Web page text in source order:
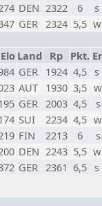
DEN 2322 6
GER 2324 5,5
Elo Land Rp Pkt.
GER 1924 4,5
AUT 1930 3,5
GER 2003 4,5
SUI 2234 4,5
FIN 2213 6
DEN 2243 5,5
GER 2361 6,5